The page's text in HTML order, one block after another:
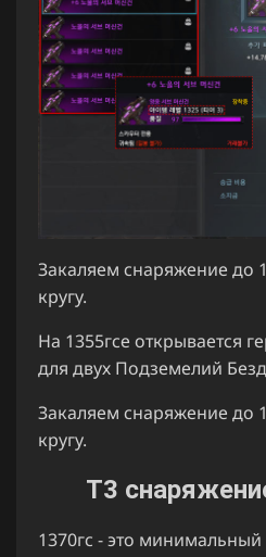
Закаляем снаряжение до
кругу.
На 1355гсе открывается
для двух Подземелий
Закаляем снаряжение до
кругу.
Т3
1370гс - это минимальный